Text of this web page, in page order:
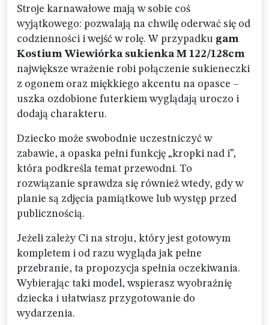
Stroje karnawałowe mają w sobie coś
wyjątkowego: pozwalają na chwilę oderwać się od
codzienności i wejść w rolę. W przypadku gam
Kostium Wiewiórka sukienka M 122/128cm
największe wrażenie robi połączenie sukieneczki
z ogonem oraz miękkiego akcentu na opasce –
uszka ozdobione futerkiem wyglądają uroczo i
dodają charakteru.
Dziecko może swobodnie uczestniczyć w
zabawie, a opaska pełni funkcję „kropki nad i”,
która podkreśla temat przewodni. To
rozwiązanie sprawdza się również wtedy, gdy w
planie są zdjęcia pamiątkowe lub występ przed
publicznością.
Jeżeli zależy Ci na stroju, który jest gotowym
kompletem i od razu wygląda jak pełne
przebranie, ta propozycja spełnia oczekiwania.
Wybierając taki model, wspierasz wyobraźnię
dziecka i ułatwiasz przygotowanie do
wydarzenia.